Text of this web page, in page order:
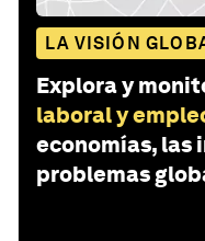
LA VISIÓN
Explora y
laboral y
economías, las
problemas